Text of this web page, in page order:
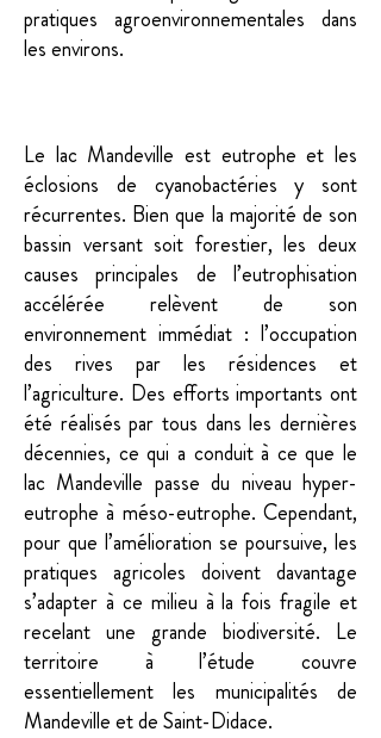
pratiques agroenvironnementales dans
les environs.
Le lac Mandeville est eutrophe et les
éclosions de cyanobactéries y sont
récurrentes. Bien que la majorité de son
bassin versant soit forestier, les deux
causes principales de l’eutrophisation
accélérée relèvent de son
environnement immédiat : l’occupation
des rives par les résidences et
l’agriculture. Des efforts importants ont
été réalisés par tous dans les dernières
décennies, ce qui a conduit à ce que le
lac Mandeville passe du niveau hyper-
eutrophe à méso-eutrophe. Cependant,
pour que l’amélioration se poursuive, les
pratiques agricoles doivent davantage
s’adapter à ce milieu à la fois fragile et
recelant une grande biodiversité. Le
territoire à l’étude couvre
essentiellement les municipalités de
Mandeville et de Saint-Didace.